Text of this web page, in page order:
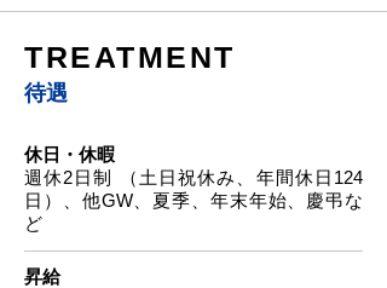
TREATMENT
待遇
休日・休暇
週休2日制 （土日祝休み、年間休日124
日）、他GW、夏季、年末年始、慶弔な
ど
昇給